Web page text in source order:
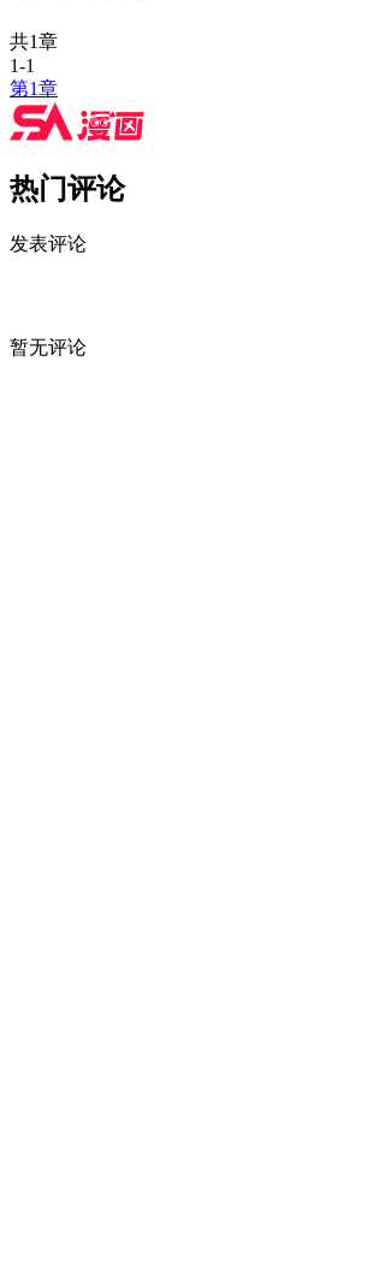
共1章
1-1
第1章
热门评论
发表评论
暂无评论